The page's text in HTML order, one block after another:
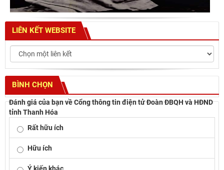
LIÊN KẾT WEBSITE
BÌNH CHỌN
Đánh giá của bạn về Cổng thông tin điện tử Đoàn ĐBQH và HĐND
tỉnh Thanh Hóa
Rất hữu ích
Hữu ích